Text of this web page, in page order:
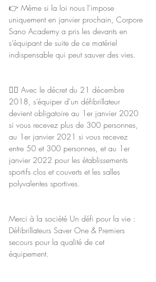
👉 Même si la loi nous l’impose
uniquement en janvier prochain, Corpore
Sano Academy a pris les devants en
s’équipant de suite de ce matériel
indispensable qui peut sauver des vies.
👩‍⚖️ Avec le décret du 21 décembre
2018, s’équiper d’un défibrillateur
devient obligatoire au 1er janvier 2020
si vous recevez plus de 300 personnes,
au 1er janvier 2021 si vous recevez
entre 50 et 300 personnes, et au 1er
janvier 2022 pour les établissements
sportifs clos et couverts et les salles
polyvalentes sportives.
Merci à la société Un défi pour la vie :
Défibrillateurs Saver One & Premiers
secours pour la qualité de cet
équipement.